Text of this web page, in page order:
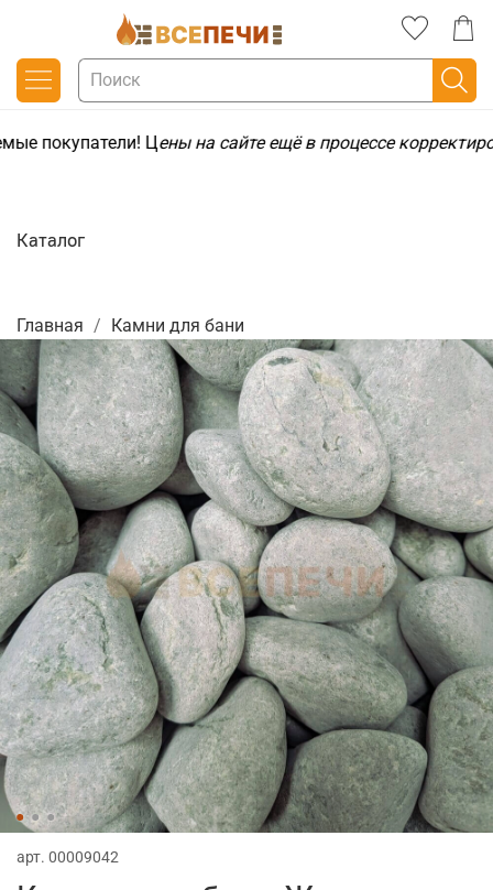
покупатели! Цены на сайте ещё в процессе
Главная Камни для бани
арт. 00009042
Каталог